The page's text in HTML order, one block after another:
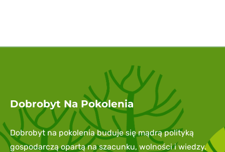
Dobrobyt Na Pokolenia
Dobrobyt na pokolenia buduje się mądrą polityką
gospodarczą opartą na szacunku, wolności i wiedzy.